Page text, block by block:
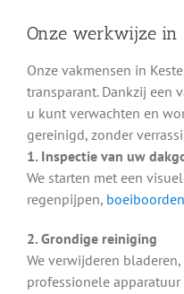
Onze werkwijze in
Onze vakmensen in
transparant. Dankzij een
u kunt verwachten en
gereinigd, zonder
1. Inspectie van uw
We starten met een
regenpijpen, boeiboorden
2. Grondige reiniging
We verwijderen
professionele